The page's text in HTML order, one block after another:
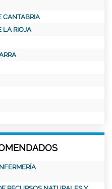
CANTABRIA
LA RIOJA